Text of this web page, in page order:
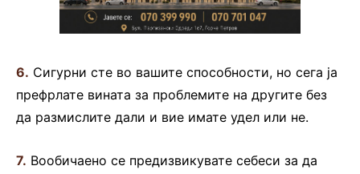
6. Сигурни сте во вашите способности, но сега ја
префрлате вината за проблемите на другите без
да размислите дали и вие имате удел или не.
7. Вообичаено се предизвикувате себеси за да